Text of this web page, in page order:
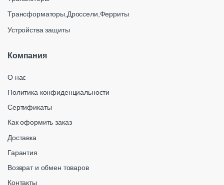
Трансформаторы,Дроссели,Ферриты
Устройства защиты
Компания
О нас
Политика конфиденциальности
Сертификаты
Как оформить заказ
Доставка
Гарантия
Возврат и обмен товаров
Контакты